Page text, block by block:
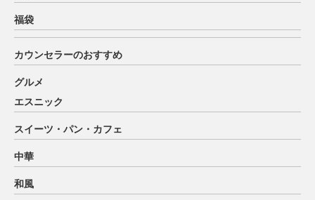
福袋
カウンセラーのおすすめ
グルメ
エスニック
スイーツ・パン・カフェ
中華
和風